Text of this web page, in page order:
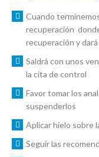
Cuando
recuperación
recuperación y
Saldrá con unos
la cita de control
Favor tomar los
suspenderlos
Aplicar hielo sobre
Seguir las